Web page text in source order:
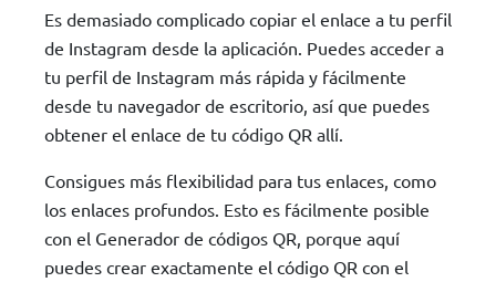
Es demasiado complicado copiar el enlace a tu perfil
de Instagram desde la aplicación. Puedes acceder a
tu perfil de Instagram más rápida y fácilmente
desde tu navegador de escritorio, así que puedes
obtener el enlace de tu código QR allí.
Consigues más flexibilidad para tus enlaces, como
los enlaces profundos. Esto es fácilmente posible
con el Generador de códigos QR, porque aquí
puedes crear exactamente el código QR con el